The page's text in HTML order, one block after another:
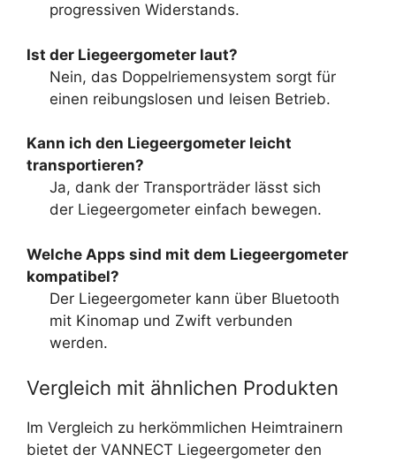
progressiven Widerstands.
Ist der Liegeergometer laut?
Nein, das Doppelriemensystem sorgt für
einen reibungslosen und leisen Betrieb.
Kann ich den Liegeergometer leicht
transportieren?
Ja, dank der Transporträder lässt sich
der Liegeergometer einfach bewegen.
Welche Apps sind mit dem Liegeergometer
kompatibel?
Der Liegeergometer kann über Bluetooth
mit Kinomap und Zwift verbunden
werden.
Vergleich mit ähnlichen Produkten
Im Vergleich zu herkömmlichen Heimtrainern
bietet der VANNECT Liegeergometer den